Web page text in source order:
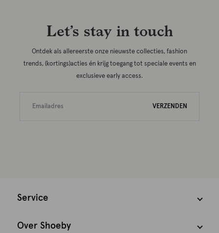
Let’s stay in touch
Ontdek als allereerste onze nieuwste collecties, fashion
trends, (kortings)acties én krijg toegang tot speciale events en
exclusieve early access.
VERZENDEN
Service
Over Shoeby